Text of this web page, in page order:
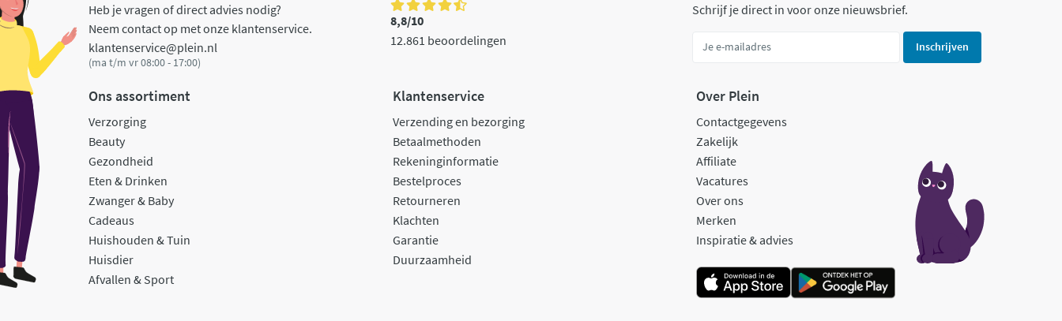
Heb je vragen of direct advies nodig?
Neem contact op met onze klantenservice.
klantenservice@plein.nl
(ma t/m vr 08:00 - 17:00)
8,8/10
12.861 beoordelingen
Schrijf je direct in voor onze nieuwsbrief.
Inschrijven
Ons assortiment
Verzorging
Beauty
Gezondheid
Eten & Drinken
Zwanger & Baby
Cadeaus
Huishouden & Tuin
Huisdier
Afvallen & Sport
Klantenservice
Verzending en bezorging
Betaalmethoden
Rekeninginformatie
Bestelproces
Retourneren
Klachten
Garantie
Duurzaamheid
Over Plein
Contactgegevens
Zakelijk
Affiliate
Vacatures
Over ons
Merken
Inspiratie & advies